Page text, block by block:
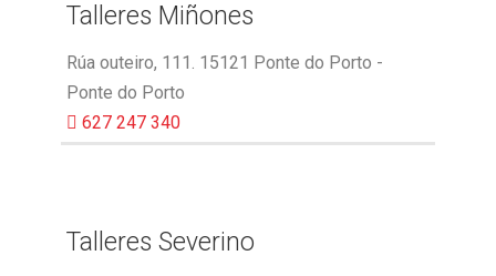
Talleres Miñones
Rúa outeiro, 111. 15121 Ponte do Porto -
Ponte do Porto
627 247 340
Talleres Severino